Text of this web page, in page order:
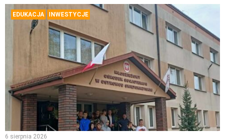
EDUKACJA INWESTYCJE
6 sierpnia 2026